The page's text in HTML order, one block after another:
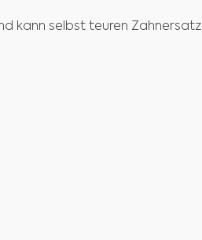
kann selbst teuren Zahnersatz